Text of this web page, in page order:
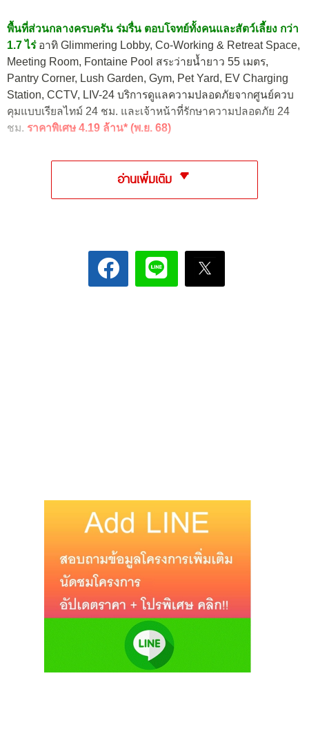
พื้นที่ส่วนกลางครบครัน ร่มรื่น ตอบโจทย์ทั้งคนและสัตว์เลี้ยง กว่า
1.7 ไร่อาทิ Glimmering Lobby, Co-Working & Retreat Space,
Meeting Room, Fontaine Pool สระว่ายน้ำยาว 55 เมตร,
Pantry Corner, Lush Garden, Gym, Pet Yard, EV Charging
Station, CCTV, LIV-24 บริการดูแลความปลอดภัยจากศูนย์ควบ
คุมแบบเรียลไทม์ 24 ชม. และเจ้าหน้าที่รักษาความปลอดภัย 24
ชม. ราคาพิเศษ 4.19 ล้าน* (พ.ย. 68)
อ่านเพิ่มเติม